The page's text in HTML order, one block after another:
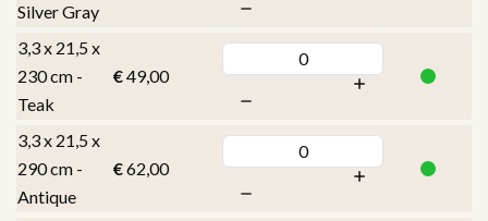
Silver Gray
3,3 x 21,5 x
230 cm -
Teak
€49,00
3,3 x 21,5 x
290 cm -
Antique
€62,00